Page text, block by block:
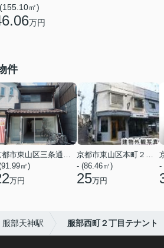
㎡)
万円
件
㎡)
万円
- (86.46㎡)
25万円
-
服部天神駅 服部西町２丁目テナント